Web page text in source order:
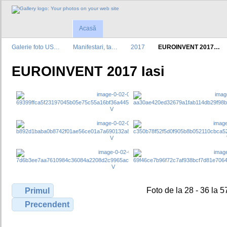
Acasă
Galerie foto US… Manifestari, ta… 2017 EUROINVENT 2017…
EUROINVENT 2017 Iasi
Primul
Precendent
Foto de la 28 - 36 la